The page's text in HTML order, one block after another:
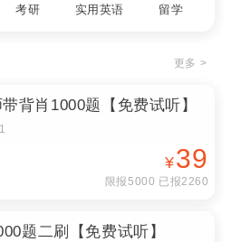
考研 实用英语 留学
更多 >
背肖1000题【免费试听】
¥39
限报5000 已报2260
题二刷【免费试听】